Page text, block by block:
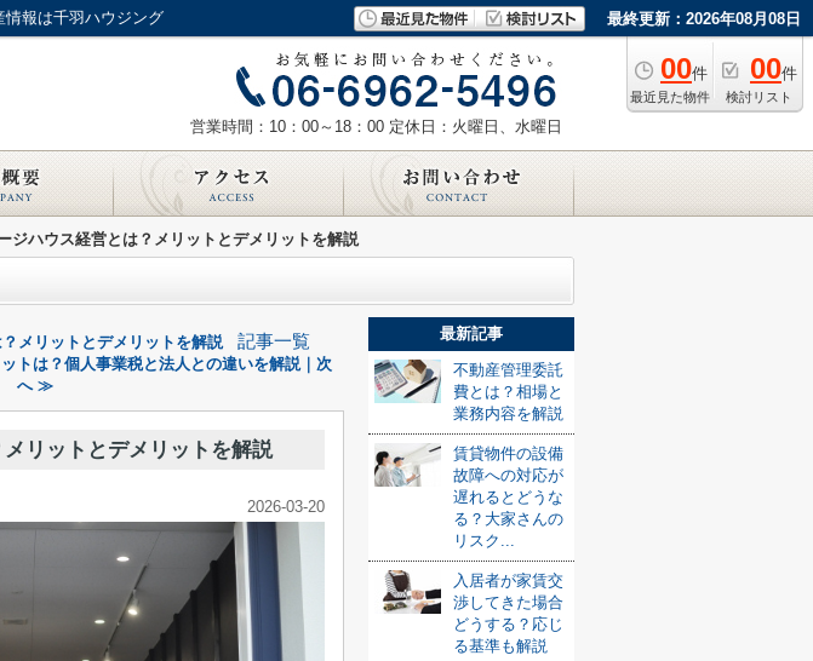
報は千羽ハウジング 最終更新：2026年08月08日
00件
最近見た物件
00件
検討リスト
営業時間：10：00～18：00 定休日：火曜日、水曜日
ジハウス経営とは？メリットとデメリットを解説
メリットとデメリットを解説 記事一覧
トは？個人事業税と法人との違いを解説｜次
へ ≫
リットとデメリットを解説
2026-03-20
最新記事
不動産管理委託
費とは？相場と
業務内容を解説
賃貸物件の設備
故障への対応が
遅れるとどうな
る？大家さんの
リスク...
入居者が家賃交
渉してきた場合
どうする？応じ
る基準も解説